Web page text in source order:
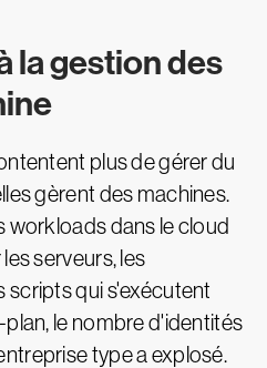
la gestion des
plus de gérer du
gèrent des machines.
workloads dans le cloud
serveurs, les
scripts qui s'exécutent
le nombre d'identités
type a explosé.